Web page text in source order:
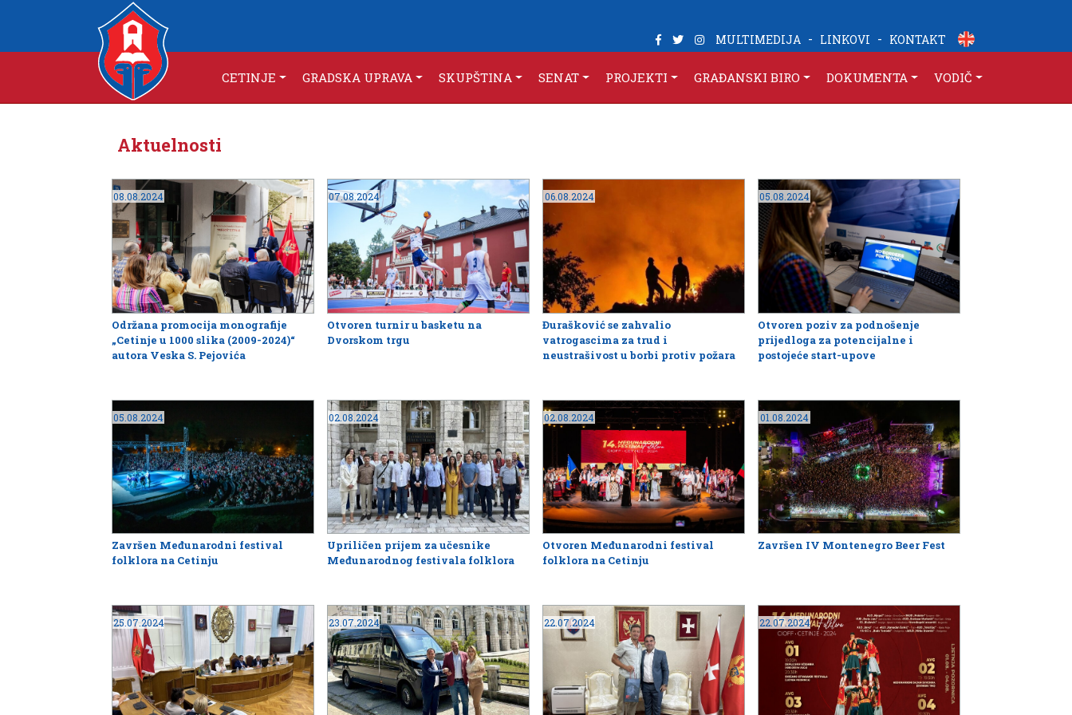
MULTIMEDIJA - LINKOVI - KONTAKT
CETINJE GRADSKA UPRAVA SKUPŠTINA SENAT PROJEKTI GRAĐANSKI BIRO DOKUMENTA VODIČ
Aktuelnosti
08.08.2024
Održana promocija monografije
„Cetinje u 1000 slika (2009-2024)“
autora Veska S. Pejovića
07.08.2024
Otvoren turnir u basketu na
Dvorskom trgu
06.08.2024
Đurašković se zahvalio
vatrogascima za trud i
neustrašivost u borbi protiv požara
05.08.2024
Otvoren poziv za podnošenje
prijedloga za potencijalne i
postojeće start-upove
05.08.2024
Završen Međunarodni festival
folklora na Cetinju
02.08.2024
Upriličen prijem za učesnike
Međunarodnog festivala folklora
02.08.2024
Otvoren Međunarodni festival
folklora na Cetinju
01.08.2024
Završen IV Montenegro Beer Fest
25.07.2024 23.07.2024 22.07.2024 22.07.2024